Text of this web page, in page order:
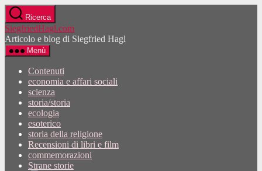
Vai
al
contenuto
Ricerca
SiegfriedHagl.com
Articolo e blog di Siegfried Hagl
Menù
Contenuti
economia e affari sociali
scienza
storia/storia
ecologia
esoterico
storia della religione
Recensioni di libri e film
commemorazioni
Strane storie